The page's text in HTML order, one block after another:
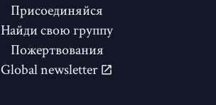
Присоединяйся
Найди свою группу
Пожертвования
Global newsletter